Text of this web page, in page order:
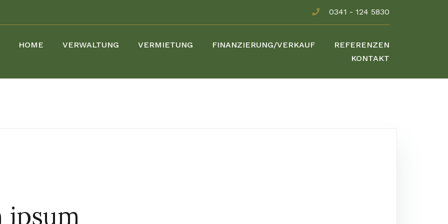
0341 - 124 5830
HOME VERWALTUNG VERMIETUNG FINANZIERUNG/VERKAUF
REFERENZEN
KONTAKT
ipsum